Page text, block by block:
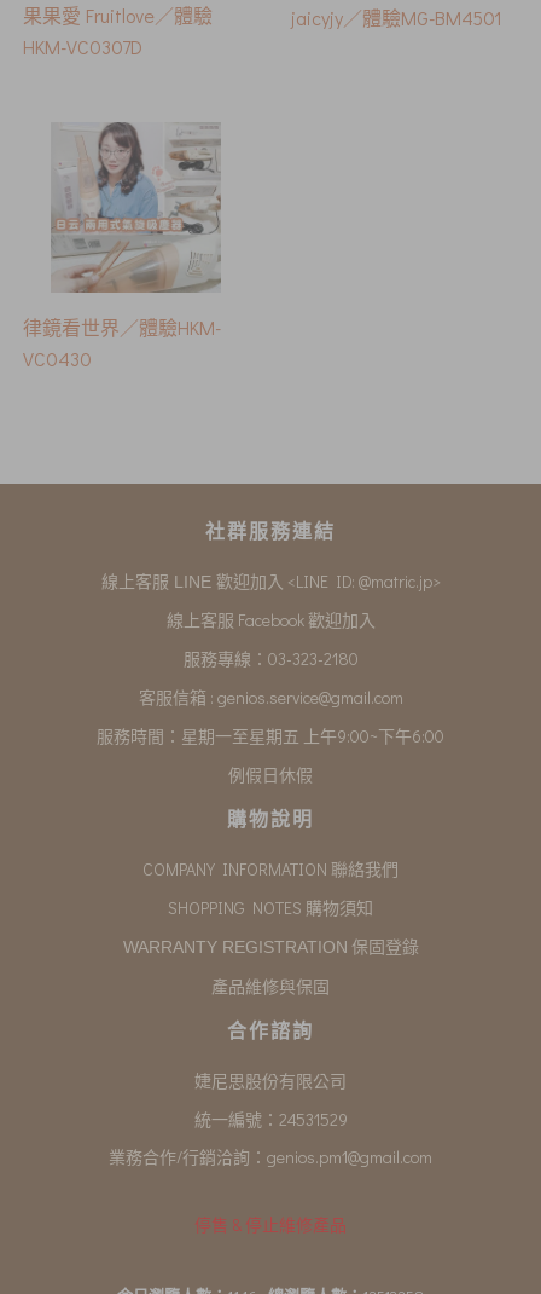
果果愛 Fruitlove／體驗
HKM-VC0307D
jaicyjy／體驗MG-BM4501
律鏡看世界／體驗HKM-
VC0430
社群服務連結
線上客服 LINE 歡迎加入 <LINE ID: @matric.jp>
線上客服 Facebook 歡迎加入
服務專線：03-323-2180
客服信箱 : genios.service@gmail.com
服務時間：星期一至星期五 上午9:00~下午6:00
例假日休假
購物說明
COMPANY INFORMATION 聯絡我們
SHOPPING NOTES 購物須知
WARRANTY REGISTRATION 保固登錄
產品維修與保固
合作諮詢
婕尼思股份有限公司
統一編號：24531529
業務合作/行銷洽詢： genios.pm1@gmail.com
停售 & 停止維修產品